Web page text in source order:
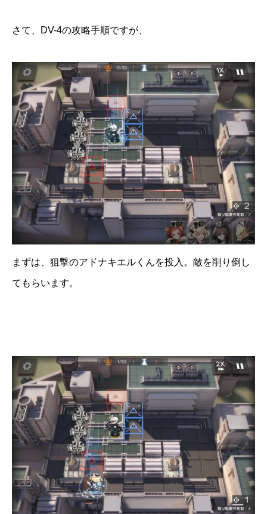
さて、DV-4の攻略手順ですが、
まずは、狙撃のアドナキエルくんを投入。敵を削り倒し
てもらいます。